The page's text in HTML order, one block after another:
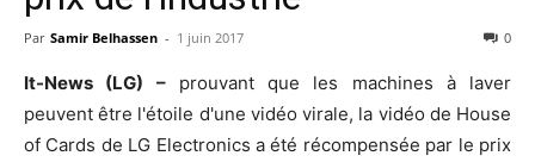
Par Samir Belhassen - 1 juin 2017 0
It-News (LG) –prouvant que les machines à laver
peuvent être l'étoile d'une vidéo virale, la vidéo de House
of Cards de LG Electronics a été récompensée par le prix